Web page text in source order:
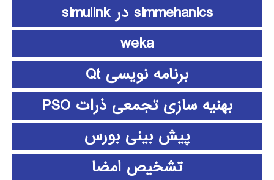
simmehanics در simulink
weka
برنامه نویسی Qt
بهنیه سازی تجمعی ذرات PSO
پیش بینی بورس
تشخیص امضا